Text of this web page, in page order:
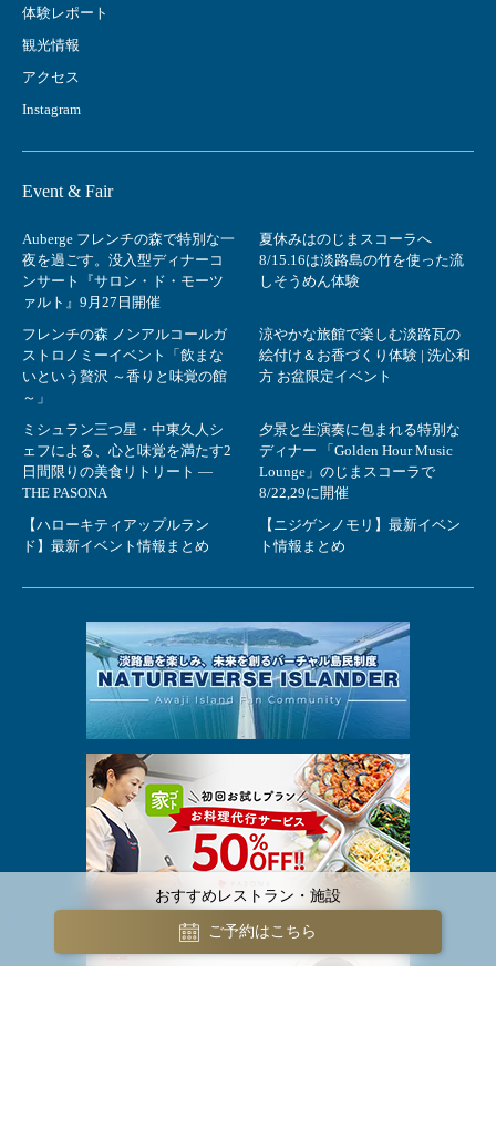
体験レポート
観光情報
アクセス
Instagram
Event & Fair
Auberge フレンチの森で特別な一
夜を過ごす。没入型ディナーコ
ンサート『サロン・ド・モーツ
ァルト』9月27日開催
夏休みはのじまスコーラへ
8/15.16は淡路島の竹を使った流
しそうめん体験
フレンチの森 ノンアルコールガ
ストロノミーイベント「飲まな
いという贅沢 ～香りと味覚の館
～」
涼やかな旅館で楽しむ淡路瓦の
絵付け＆お香づくり体験 | 洗心和
方 お盆限定イベント
ミシュラン三つ星・中東久人シ
ェフによる、心と味覚を満たす2
日間限りの美食リトリート ―
THE PASONA
夕景と生演奏に包まれる特別な
ディナー 「Golden Hour Music
Lounge」のじまスコーラで
8/22,29に開催
【ハローキティアップルラン
ド】最新イベント情報まとめ
【ニジゲンノモリ】最新イベン
ト情報まとめ
おすすめレストラン・施設
ご予約はこちら